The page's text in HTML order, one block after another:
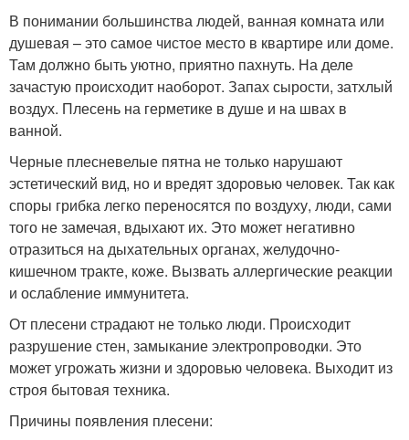
В понимании большинства людей, ванная комната или
душевая – это самое чистое место в квартире или доме.
Там должно быть уютно, приятно пахнуть. На деле
зачастую происходит наоборот. Запах сырости, затхлый
воздух. Плесень на герметике в душе и на швах в
ванной.
Черные плесневелые пятна не только нарушают
эстетический вид, но и вредят здоровью человек. Так как
споры грибка легко переносятся по воздуху, люди, сами
того не замечая, вдыхают их. Это может негативно
отразиться на дыхательных органах, желудочно-
кишечном тракте, коже. Вызвать аллергические реакции
и ослабление иммунитета.
От плесени страдают не только люди. Происходит
разрушение стен, замыкание электропроводки. Это
может угрожать жизни и здоровью человека. Выходит из
строя бытовая техника.
Причины появления плесени: